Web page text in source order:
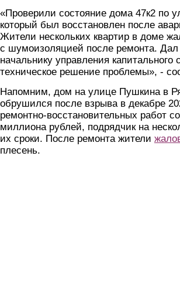
«Проверили состояние дома 47к2 по
который был восстановлен после
Жители нескольких квартир в доме
с шумоизоляцией после ремонта. Дал
начальнику управления капитального
техническое решение проблемы», -
Напомним, дом на улице Пушкина в
обрушился после взрыва в декабре
ремонтно-восстановительных работ
миллиона рублей, подрядчик на
их сроки. После ремонта жители
плесень.